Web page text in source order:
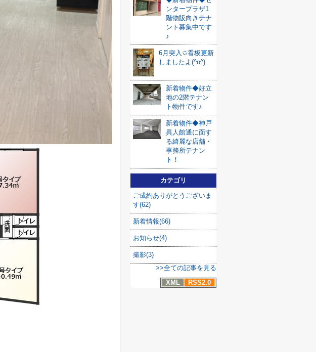
ンタープラザ1
階物販向きテナ
ント募集中です
♪
6月突入✩看板更新
しましたよ(^o^)
新着物件◆好立
地の2階テナン
ト物件です♪
新着物件◆神戸
異人館通に面す
る綺麗な店舗・
事務所テナン
ト！
カテゴリ
ご成約ありがとうございま
す(62)
新着情報(66)
お知らせ(4)
撮影(3)
>>全ての記事を見る
XML
RSS2.0